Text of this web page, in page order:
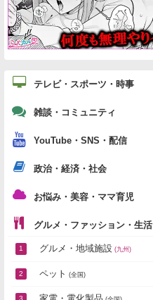
テレビ・スポーツ・時事
雑談・コミュニティ
YouTube・SNS・配信
政治・経済・社会
お悩み・美容・ママ育児
グルメ・ファッション・生活
グルメ・地域施設 (九州)
ペット (全国)
家電・電化製品 (全国)